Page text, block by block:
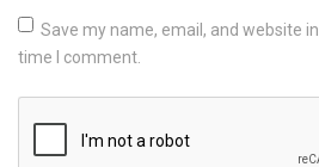
Save my name, email, and website
time I comment.